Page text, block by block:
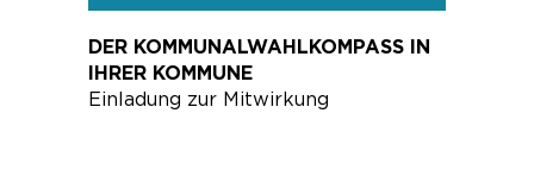
DER KOMMUNALWAHLKOMPASS IN
IHRER KOMMUNE
Einladung zur Mitwirkung